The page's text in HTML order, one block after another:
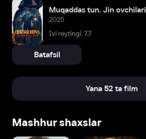
Muqaddas tun. Jin ovchilari
2025
Ivi reytingi: 7,7
Batafsil
Yana 52 ta film
Mashhur shaxslar